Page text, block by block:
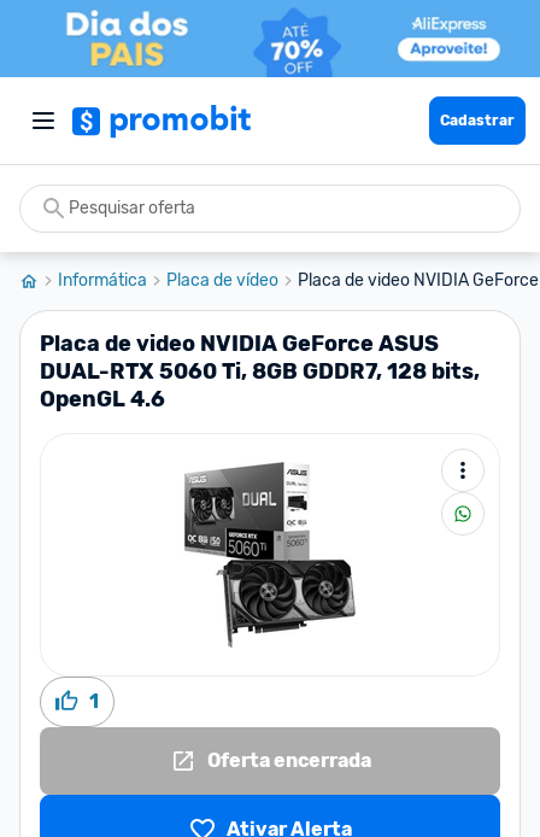
Cadastrar
Informática Placa de vídeo Placa de video NVIDIA
Placa de video NVIDIA GeForce ASUS
DUAL-RTX 5060 Ti, 8GB GDDR7, 128 bits,
OpenGL 4.6
1
Oferta encerrada
Ativar Alerta